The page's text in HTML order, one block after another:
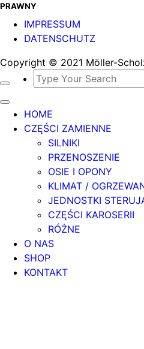
PRAWNY
IMPRESSUM
DATENSCHUTZ
Copyright © 2021 Möller-
HOME
CZĘŚCI ZAMIENNE
SILNIKI
PRZENOSZENIE
OSIE I OPONY
KLIMAT /
JEDNOSTKI
CZĘŚCI KAROSERII
RÓŻNE
O NAS
SHOP
KONTAKT